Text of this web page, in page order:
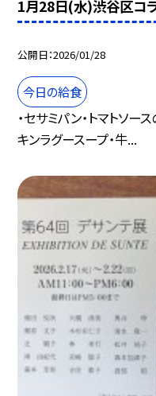
1月28日(水)渋谷区コラ
公開日 2026/01/28
今日の給食
・セサミパン・トマトソー
キンラグースープ・牛...